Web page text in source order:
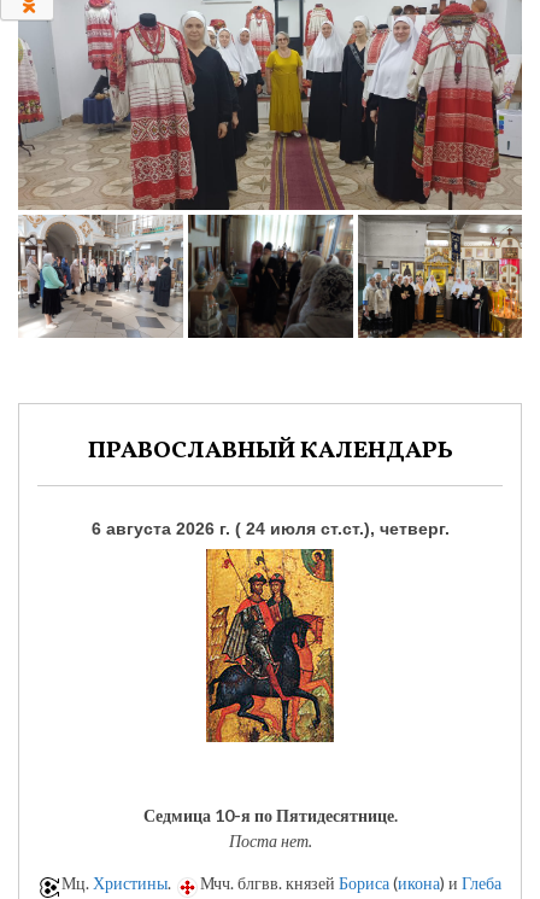
ПРАВОСЛАВНЫЙ КАЛЕНДАРЬ
6 августа 2026 г. ( 24 июля ст.ст.), четверг.
Седмица 10-я по Пятидесятнице.
Поста нет.
Мц. Христины. Мчч. блгвв. князей Бориса(икона) и Глеба